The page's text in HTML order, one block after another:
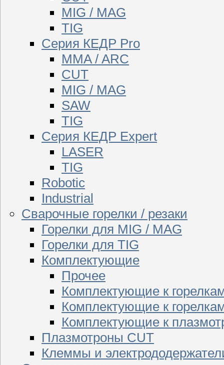
MIG / MAG
TIG
Серия КЕДР Pro
MMA / ARC
CUT
MIG / MAG
SAW
TIG
Серия КЕДР Expert
LASER
TIG
Robotic
Industrial
Сварочные горелки / резаки
Горелки для MIG / MAG
Горелки для TIG
Комплектующие
Прочее
Комплектующие к
Комплектующие к
Комплектующие к
Плазмотроны CUT
Клеммы и